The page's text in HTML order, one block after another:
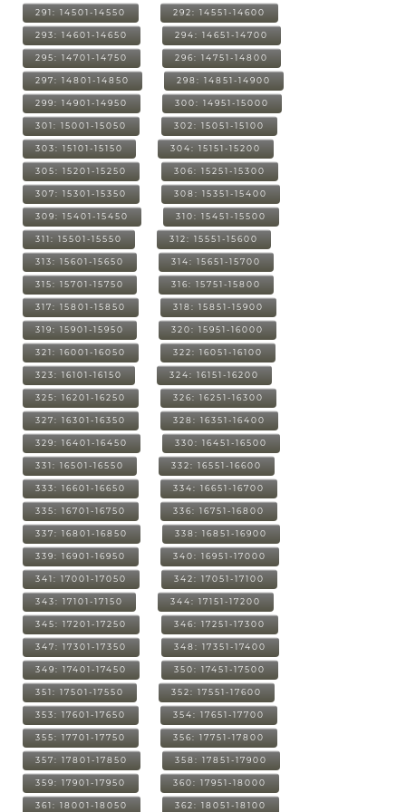
291: 14501-14550 292: 14551-14600
293: 14601-14650 294: 14651-14700
295: 14701-14750 296: 14751-14800
297: 14801-14850 298: 14851-14900
299: 14901-14950 300: 14951-15000
301: 15001-15050 302: 15051-15100
303: 15101-15150 304: 15151-15200
305: 15201-15250 306: 15251-15300
307: 15301-15350 308: 15351-15400
309: 15401-15450 310: 15451-15500
311: 15501-15550 312: 15551-15600
313: 15601-15650 314: 15651-15700
315: 15701-15750 316: 15751-15800
317: 15801-15850 318: 15851-15900
319: 15901-15950 320: 15951-16000
321: 16001-16050 322: 16051-16100
323: 16101-16150 324: 16151-16200
325: 16201-16250 326: 16251-16300
327: 16301-16350 328: 16351-16400
329: 16401-16450 330: 16451-16500
331: 16501-16550 332: 16551-16600
333: 16601-16650 334: 16651-16700
335: 16701-16750 336: 16751-16800
337: 16801-16850 338: 16851-16900
339: 16901-16950 340: 16951-17000
341: 17001-17050 342: 17051-17100
343: 17101-17150 344: 17151-17200
345: 17201-17250 346: 17251-17300
347: 17301-17350 348: 17351-17400
349: 17401-17450 350: 17451-17500
351: 17501-17550 352: 17551-17600
353: 17601-17650 354: 17651-17700
355: 17701-17750 356: 17751-17800
357: 17801-17850 358: 17851-17900
359: 17901-17950 360: 17951-18000
361: 18001-18050 362: 18051-18100